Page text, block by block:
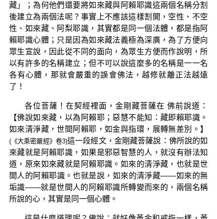
藏」；為何他們還要將如來藏與阿賴耶識這兩個名稱分割
後建立為兩個法呢？事實上不應該這樣割開，空性、不空
性、如來藏、阿梨耶識，其實都是同一個法體，都是指阿
賴耶識心體；只是因為如來藏法義極為深廣，為了方便向
眾生宣說，因此從不同的面向，為眾生方便而作說明，所
以有許多的名稱建立；但不可以說這麼多的名稱是一一名
各有心體，那就會嚴重的誤會佛法，越修就離正法越遠
了！
各位菩薩！在契經裡面，金剛藏菩薩在 佛前說道：
【佛說如來藏，以為阿賴耶；惡慧不能知：藏即賴耶識。
如來清淨藏，世間阿賴耶，如金與指環，展轉無差別。】
(《大乘密嚴經》卷3)這一段經文，金剛藏菩薩說：佛所說的如
來藏就是阿賴耶識，如果是邪惡智慧的人，就沒有辦法知
道，原來如來藏就是阿賴耶識。如來的清淨藏，也就是世
間人的阿賴耶識。也就是說，如來的清淨藏——如來的無
垢識——就是世間人的阿賴耶識所轉變而來的，兩個名稱
所說的心，其實是同一個心體。